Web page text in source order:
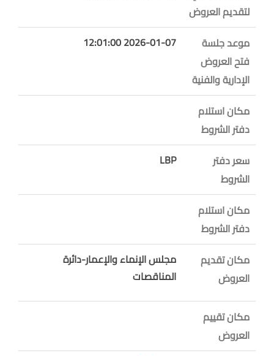
لتقديم العروض
موعد جلسة
فتح العروض
الإدارية والفنية
2026-01-07 12:01:00
مكان استلام
دفتر الشروط
سعر دفتر
الشروط
LBP
مكان استلام
دفتر الشروط
مكان تقديم
العروض
مجلس الإنماء والإعمار-دائرة
المناقصات
مكان تقييم
العروض